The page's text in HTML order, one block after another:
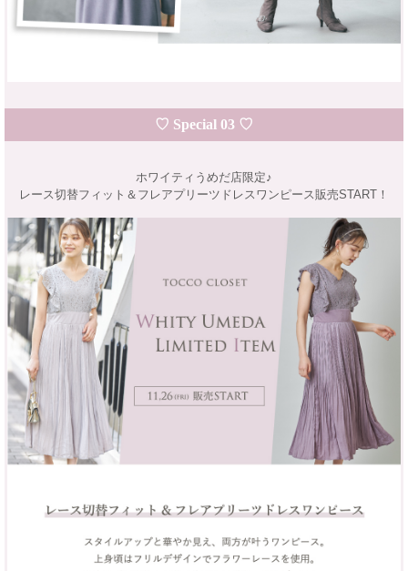
♡ Special 03 ♡
ホワイティうめだ店限定♪
レース切替フィット＆フレアプリーツドレスワンピース販売START！